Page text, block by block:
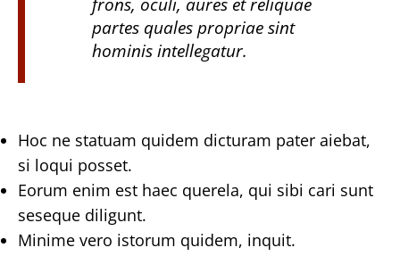
partes quales propriae sint
hominis intellegatur.
Hoc ne statuam quidem dicturam pater aiebat,
si loqui posset.
Eorum enim est haec querela, qui sibi cari sunt
seseque diligunt.
Minime vero istorum quidem, inquit.